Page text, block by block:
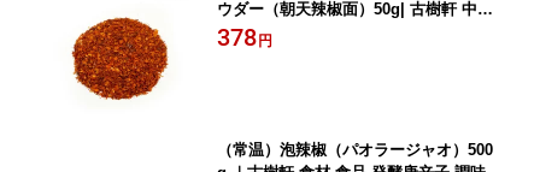
ウダー（朝天辣椒面）50g| 古樹軒 中華
食材 朝天辣椒 四川唐辛子 とうがらし
378 円
（常温）泡辣椒（パオラージャオ）500